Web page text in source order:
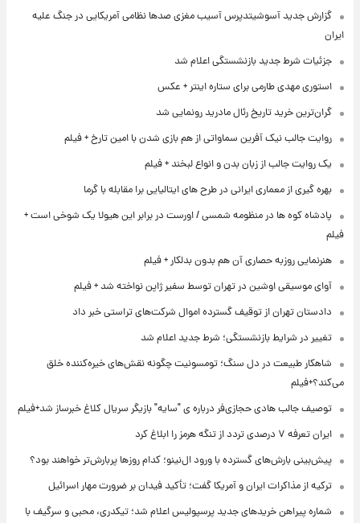
گزارش جدید آسوشیتدپرس آسیب مغزی صدها نظامی آمریکایی در جنگ علیه
ایران
جزئیات شرط جدید بازنشستگی اعلام شد
استوری مهدی طارمی برای ستاره اینتر + عکس
گران‌ترین خرید تاریخ رئال مادرید رونمایی شد
روایت جالب نیک آفرین سماواتی از هم بازی شدن با امین تارخ + فیلم
یک روایت جالب از زبان بدن و انواع لبخند + فیلم
بهره گیری از معماری ایرانی در طرح های ایتالیایی برا مقابله با گرما
پادشاه کوه ها در منظومه شمسی / اورست در برابر این هیولا یک شوخی است +
فیلم
هنرنمایی روزبه حصاری آن هم بدون بدلکار + فیلم
آوای موسیقی اوشین در تهران توسط سفیر ژاپن نواخته شد + فیلم
دادستان تهران از توقیف گسترده اموال شرکت‌های تراستی خبر داد
تغییر در شرایط بازنشستگی؛ شرط جدید اعلام شد
شاهکار طبیعت در دل سنگ؛ تومسونیت چگونه نقش‌های خیره‌کننده خلق
می‌کند؟+فیلم
توصیف جالب هادی حجازی‌فر درباره ی "سایه" بازیگر سریال کلاغ خبرساز شد+فیلم
ایران تعرفه ۷ درصدی تردد از تنگه هرمز را ابلاغ کرد
پیش‌بینی بارش‌های گسترده با ورود ال‌نینو؛ کدام روزها پربارش‌تر خواهند بود؟
ترکیه از مذاکرات ایران و آمریکا گفت؛ تأکید فیدان بر ضرورت مهار اسرائیل
شماره پیراهن خریدهای جدید پرسپولیس اعلام شد؛ تیکدری، محبی و سرگیف با